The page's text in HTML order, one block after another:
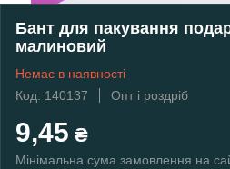
Бант для пакування
малиновий
Немає в наявності
Код: 140137
Опт і роздріб
9,45 ₴
Мінімальна сума замовлення на